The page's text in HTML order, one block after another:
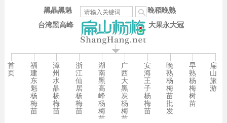
台湾黑高峰
晚稻晚熟
大果永大冠
黑晶黑魁
首
页
福
建
东
魁
杨
梅
苗
漳
州
水
晶
杨
梅
苗
浙
江
仙
居
杨
梅
苗
湖
南
黑
高
峰
杨
梅
苗
广
西
大
黑
炭
杨
梅
苗
安
海
王
子
杨
梅
苗
晚
熟
杨
梅
苗
批
发
早
熟
杨
梅
树
苗
扁
山
旅
游